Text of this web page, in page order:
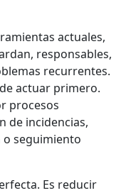
actuales,
responsables,
recurrentes.
actuar primero.
procesos
de incidencias,
seguimiento
Es reducir